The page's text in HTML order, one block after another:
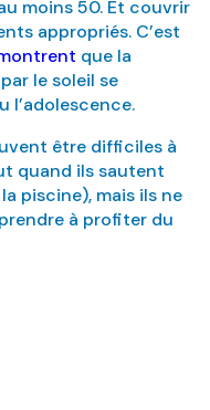
moins 50. Et couvrir
appropriés. C’est
que la
le soleil se
l’adolescence.
être difficiles à
quand ils sautent
piscine), mais ils ne
à profiter du